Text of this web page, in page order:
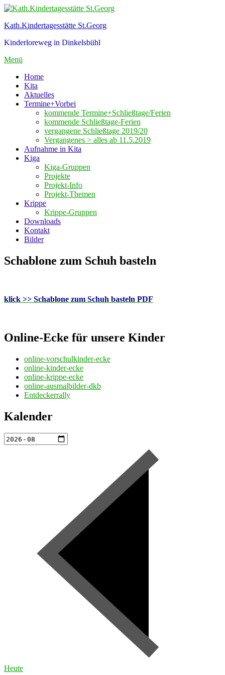
Zum
springen
Kath.Kindertagesstätte St.Georg
Kinderloreweg in Dinkelsbühl
Menü
Home
Kita
Aktuelles
Termine+Vorbei
kommende Termine+Schließtage/Ferien
kommende Schließtage-Ferien
vergangene Schließtage 2019/20
Vergangenes > alles ab 11.5.2019
Aufnahme in Kita
Kiga
Kiga-Gruppen
Projekte
Projekt-Info
Projekt-Themen
Krippe
Krippe-Gruppen
Downloads
Kontakt
Bilder
Schablone zum Schuh basteln
klick >> Schablone zum Schuh basteln PDF
Online-Ecke für unsere Kinder
online-vorschulkinder-ecke
online-kinder-ecke
online-krippe-ecke
online-ausmalbilder-dkb
Entdeckerrally
Kalender
Heute